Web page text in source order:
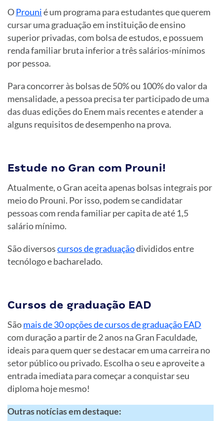
OProunié um programa para estudantes que querem
cursar uma graduação em instituição de ensino
superior privadas, com bolsa de estudos, e possuem
renda familiar bruta inferior a três salários-mínimos
por pessoa.
Para concorrer às bolsas de 50% ou 100% do valor da
mensalidade, a pessoa precisa ter participado de uma
das duas edições do Enem mais recentes e atender a
alguns requisitos de desempenho na prova.
Estude no Gran com Prouni!
Atualmente, o Gran aceita apenas bolsas integrais por
meio do Prouni. Por isso, podem se candidatar
pessoas com renda familiar per capita de até 1,5
salário mínimo.
São diversoscursos de graduaçãodivididos entre
tecnólogo e bacharelado.
Cursos de graduação EAD
Sãomais de 30 opções de cursos de graduação EAD
com duração a partir de 2 anos na Gran Faculdade,
ideais para quem quer se destacar em uma carreira no
setor público ou privado. Escolha o seu e aproveite a
entrada imediata para começar a conquistar seu
diploma hoje mesmo!
Outras notícias em destaque: